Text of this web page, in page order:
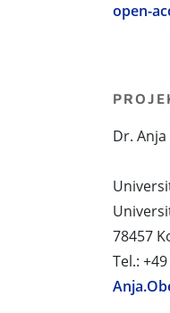
open-
Dr.
78457
Tel.: